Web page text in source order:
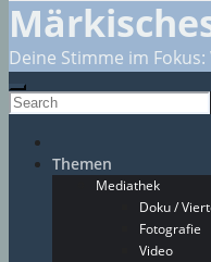
Deine Stimme im
Themen
Mediathek
Doku /
Fotografie
Video